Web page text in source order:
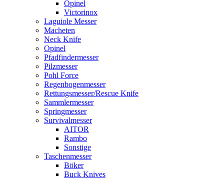
Opinel
Victorinox
Laguiole Messer
Macheten
Neck Knife
Opinel
Pfadfindermesser
Pilzmesser
Pohl Force
Regenbogenmesser
Rettungsmesser/Rescue Knife
Sammlermesser
Springmesser
Survivalmesser
AITOR
Rambo
Sonstige
Taschenmesser
Böker
Buck Knives